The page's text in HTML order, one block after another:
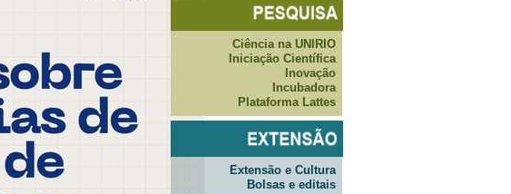
Ciência na UNIRIO
Iniciação Científica
Inovação
Incubadora
Plataforma Lattes
Extensão e Cultura
Bolsas e editais